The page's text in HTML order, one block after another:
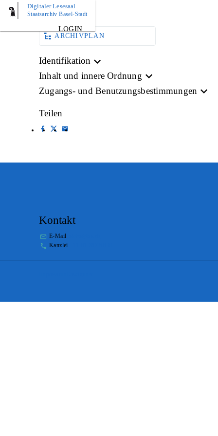
Digitaler Lesesaal
Staatsarchiv Basel-Stadt
LOGIN
PLAN
ARCHIVPLAN
Identifikation
Inhalt und innere Ordnung
Zugangs- und Benutzungsbestimmungen
Teilen
Kontakt
E-Mail
Kanzlei